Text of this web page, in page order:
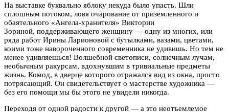
На выставке буквально яблоку некуда было упасть. Шли
сплошным потоком, ловя очарование от приземленного и
обаятельного «Ангела-хранителя» Виктории
Зориной, поддерживающего женщину — одну из многих, или
ряда работ Ирины Ларионовой с бутылками, вазами, цветами,
коими тоже навороченного современника не удивишь. Но тем не
менее удивляешься! Волшебной светописи, солнечным лучам,
необычным ракурсам, вдохнувшим в тривиальные предметы
жизнь. Комод, в дверце которого отражался вид из окна, просто
потрясающий. Он свидетельствует о мастерстве художника —
без его помощи мы бы этого не увидели никогда.
Переходя от одной радости к другой — а это неотъемлемое